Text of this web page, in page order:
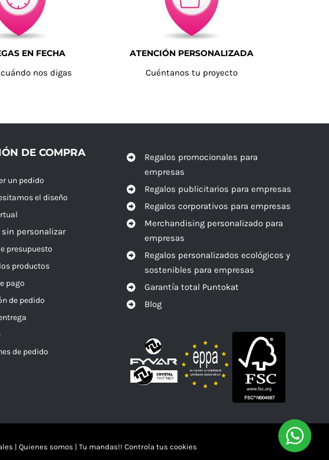
EN FECHA
nos digas
ATENCIÓN PERSONALIZADA
Cuéntanos tu proyecto
DE COMPRA
un pedido
el diseño
personalizar
presupuesto
productos
pago
de pedido
de pedido
Regalos promocionales para
empresas
Regalos publicitarios para empresas
Regalos corporativos para empresas
Merchandising personalizado para
empresas
Regalos personalizados ecológicos y
sostenibles para empresas
Garantía total Puntokat
Blog
| Quienes somos | Tu mandas!! Controla tus cookies